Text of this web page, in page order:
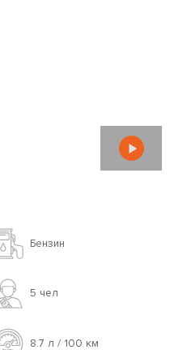
при аренде от 3-х суток